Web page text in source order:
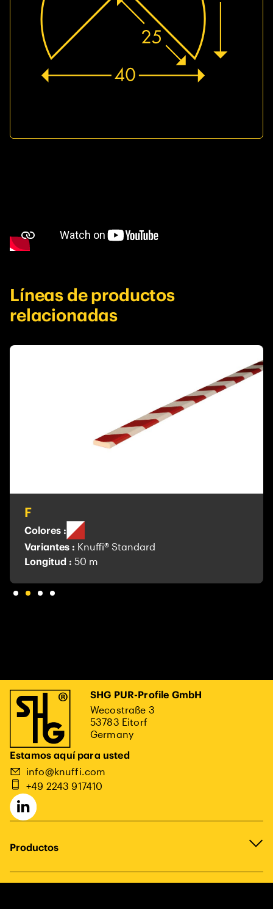
Líneas de productos
relacionadas
F
Colores :
Variantes : Knuffi® Standard
Longitud : 50 m
SHG PUR-Profile GmbH
Wecostraße 3
53783 Eitorf
Germany
Estamos aquí para usted
info@knuffi.com
+49 2243 917410
Productos